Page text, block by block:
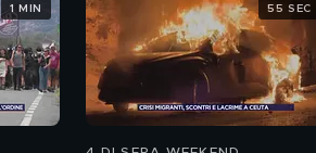
1 MIN 55 SEC